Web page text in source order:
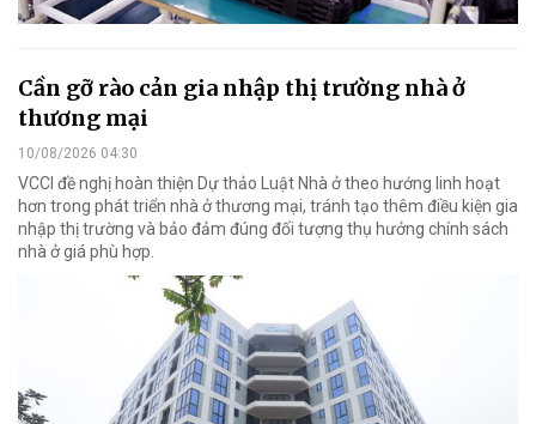
Cần gỡ rào cản gia nhập thị trường nhà ở
thương mại
10/08/2026 04:30
VCCI đề nghị hoàn thiện Dự thảo Luật Nhà ở theo hướng linh hoạt
hơn trong phát triển nhà ở thương mại, tránh tạo thêm điều kiện gia
nhập thị trường và bảo đảm đúng đối tượng thụ hưởng chính sách
nhà ở giá phù hợp.